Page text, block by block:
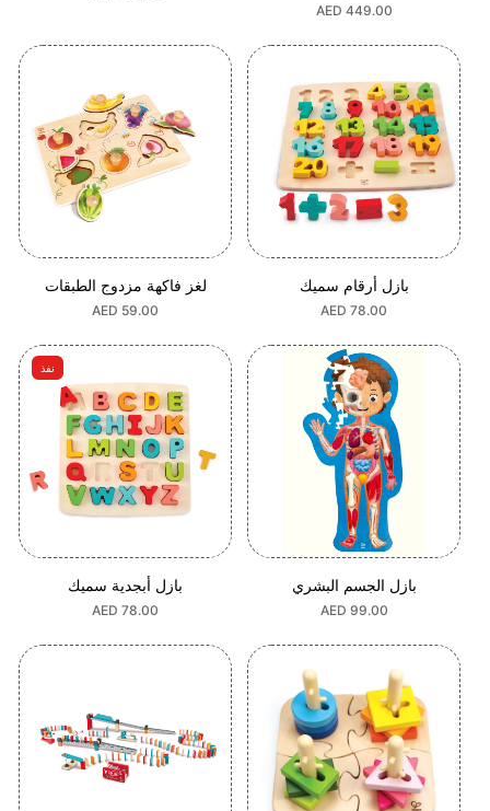
السعر
AED 449.00
لغز فاكهة مزدوج الطبقات
السعر
AED 59.00
بازل أرقام سميك
السعر
AED 78.00
نفذ
بازل أبجدية سميك
السعر
AED 78.00
بازل الجسم البشري
السعر
AED 99.00